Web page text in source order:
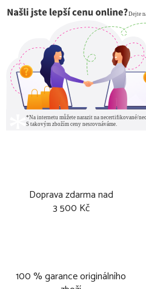
Doprava zdarma nad
3 500 Kč
100 % garance originálního